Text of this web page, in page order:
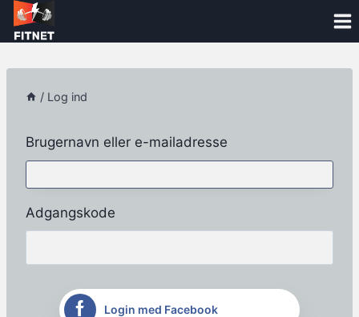
Skip
/ Log ind
Brugernavn eller e-mailadresse
Adgangskode
Login med Facebook